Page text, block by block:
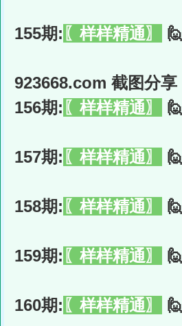
155期: 〖样样精通〗 🙋
923668.com 截图分享
156期: 〖样样精通〗 🙋
157期: 〖样样精通〗 🙋
158期: 〖样样精通〗 🙋
159期: 〖样样精通〗 🙋
160期: 〖样样精通〗 🙋